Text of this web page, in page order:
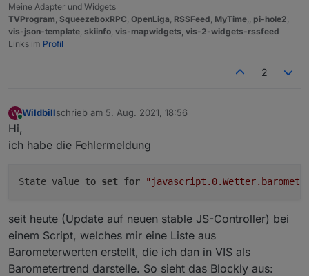
Meine Adapter und Widgets
TVProgram SqueezeboxRPC OpenLiga RSSFeed MyTime pi-hole2
vis-json-template skiinfo vis-mapwidgets vis-2-widgets-rssfeed
Links im Profil
2
W Wildbillschrieb am 5. Aug. 2021, 18:56
zuletzt editiert von
Hi,
ich habe die Fehlermeldung
State value to set for
seit heute (Update auf neuen stable JS-Controller) bei
einem Script, welches mir eine Liste aus
Barometerwerten erstellt, die ich dan in VIS als
Barometertrend darstelle. So sieht das Blockly aus: